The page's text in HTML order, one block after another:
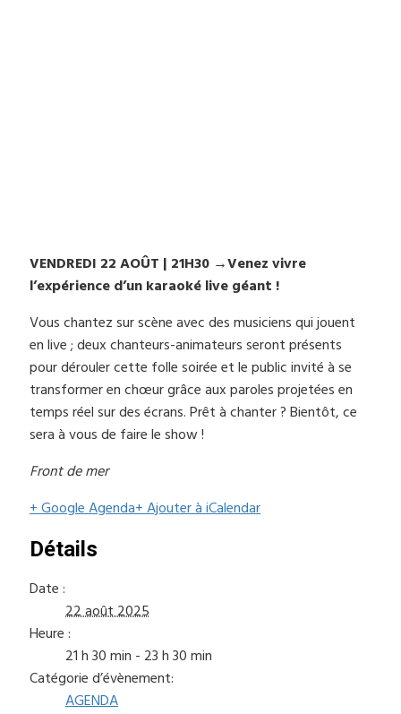
VENDREDI 22 AOÛT | 21H30 →Venez vivre
l’expérience d’un karaoké live géant !
Vous chantez sur scène avec des musiciens qui jouent
en live ; deux chanteurs-animateurs seront présents
pour dérouler cette folle soirée et le public invité à se
transformer en chœur grâce aux paroles projetées en
temps réel sur des écrans. Prêt à chanter ? Bientôt, ce
sera à vous de faire le show !
Front de mer
+ Google Agenda+ Ajouter à iCalendar
Détails
Date :
22 août 2025
Heure :
21 h 30 min - 23 h 30 min
Catégorie d’évènement:
AGENDA